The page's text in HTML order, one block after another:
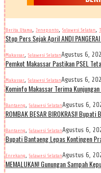
Berita Utama, Jeneponto, Sulawesi Selatan,
Stop Pers Sejak April ANDI
Makassar, Sulawesi SelatanAgustus 6,
Pemkot Makassar Pastikan PSEL
Makassar, Sulawesi SelatanAgustus 6,
Kominfo Makassar Terima
Bantaeng, Sulawesi SelatanAgustus 6,
ROMBAK BESAR BIROKRASI! Bupati
Bantaeng, Sulawesi SelatanAgustus 6,
Bupati Bantaeng Lepas Kontingen
Enrekang, Sulawesi SelatanAgustus 6,
MEMALUKAN! Gunungan Sampah